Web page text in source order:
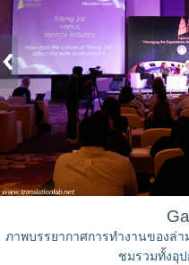
EVENT SET 2
HELP
CONTACT
ภาพบรรยากาศการทำงานของล่
ชมรวมทั้งอุ